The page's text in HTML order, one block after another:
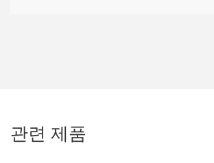
관련 제품